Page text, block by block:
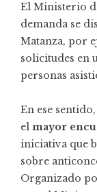
El Ministerio
demanda se
Matanza, por
solicitudes en
personas
En ese
el mayor
iniciativa que
sobre
Organizado